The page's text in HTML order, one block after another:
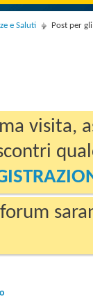
e Saluti Post per
visita,